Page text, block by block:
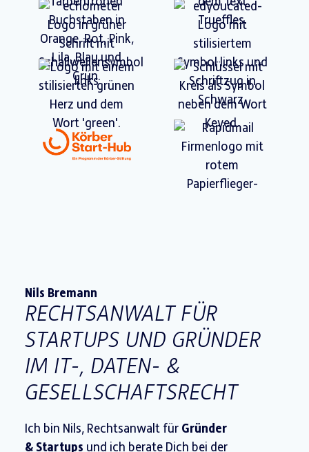
Nils Bremann
RECHTSANWALT FÜR
STARTUPS UND GRÜNDER
IM IT-, DATEN- &
GESELLSCHAFTSRECHT
Ich bin Nils, Rechtsanwalt für Gründer
& Startups und ich berate Dich bei der